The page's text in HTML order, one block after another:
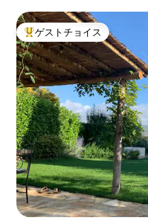
大好評のゲストチョイスです
ゲストチョイス